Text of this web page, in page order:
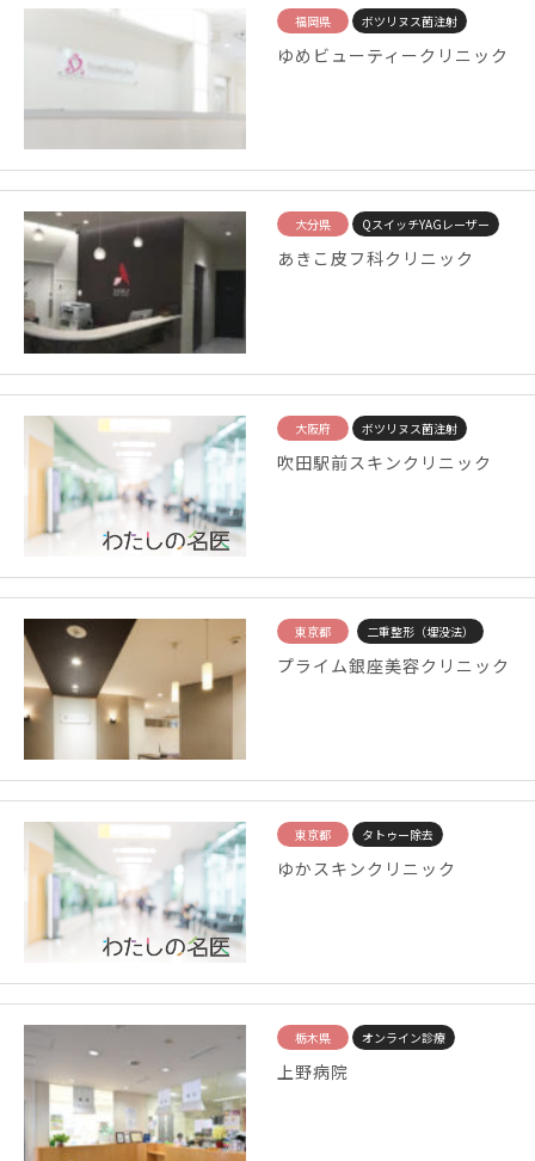
福岡県 ボツリヌス菌注射
ゆめビューティークリニック
大分県 QスイッチYAGレーザー
あきこ皮フ科クリニック
大阪府 ボツリヌス菌注射
吹田駅前スキンクリニック
東京都 二重整形（埋没法）
プライム銀座美容クリニック
東京都 タトゥー除去
ゆかスキンクリニック
栃木県 オンライン診療
上野病院